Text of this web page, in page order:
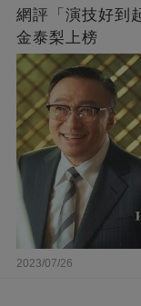
網評「演技好到
金泰梨上榜
2023/07/26